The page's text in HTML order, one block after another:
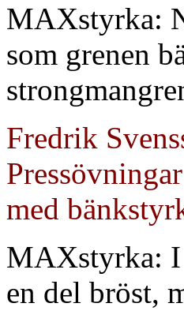
MAXstyrka:
som grenen
Fredrik
med
MAXstyrka: I
en del bröst,